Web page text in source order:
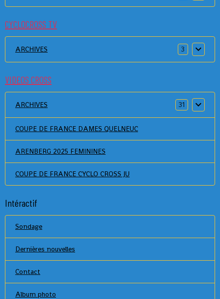
CYCLOCROSS TV
ARCHIVES 3
VIDEOS CROSS
ARCHIVES 31
COUPE DE FRANCE DAMES QUELNEUC
ARENBERG 2025 FEMININES
COUPE DE FRANCE CYCLO CROSS JU
Intéractif
Sondage
Dernières nouvelles
Contact
Album photo